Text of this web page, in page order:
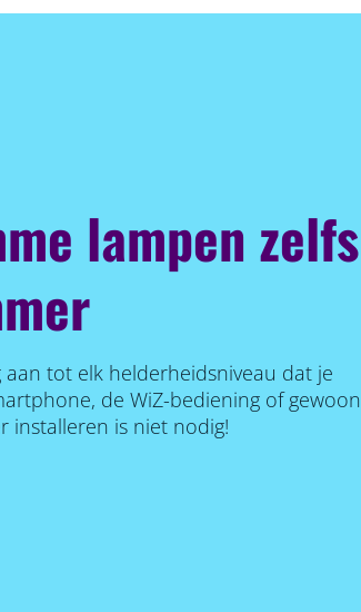
lampen zelfs
tot elk helderheidsniveau dat je
de WiZ-bediening of gewoon
installeren is niet nodig!